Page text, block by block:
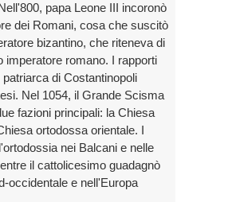
papa Leone III incoronò
dei Romani, cosa che suscitò
bizantino, che riteneva di
imperatore romano. I rapporti
di Costantinopoli
Nel 1054, il Grande Scisma
fazioni principali: la Chiesa
ortodossa orientale. I
nei Balcani e nelle
il cattolicesimo guadagnò
occidentale e nell'Europa